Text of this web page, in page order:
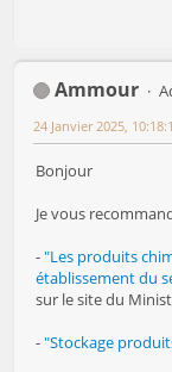
Ammour
24 Janvier 2025,
Bonjour
Je vous
-"Les produits
établissement du
sur le site du
-"Stockage